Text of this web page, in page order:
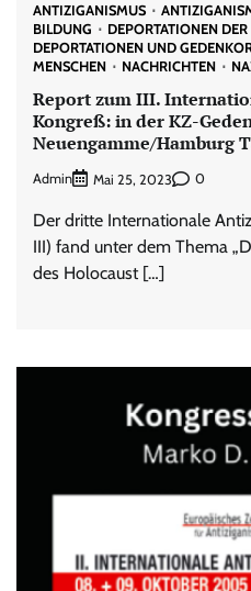
ANTIZIGANISMUS
BILDUNG
DEPORTATIONEN
DEPORTATIONEN UND
MENSCHEN
NACHRICHTEN
Report zum III.
Kongreß: in der KZ-
Neuengamme/Hamburg
Admin Mai 25, 2023 0
Der dritte Internationale
III) fand unter dem Thema
des Holocaust […]